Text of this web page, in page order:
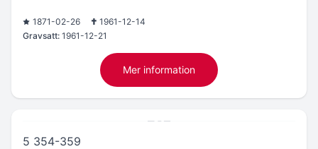
1871-02-26
1961-12-14
Gravsatt: 1961-12-21
Mer information
5 354-359